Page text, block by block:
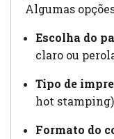
Algumas
Escolha do
claro ou
Tipo de
hot
Formato do